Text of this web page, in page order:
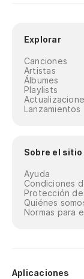
Explorar
Canciones
Artistas
Álbumes
Playlists
Lanzamientos
Sobre el sitio
Ayuda
Condiciones
Protección
Quiénes
Normas para
Aplicaciones